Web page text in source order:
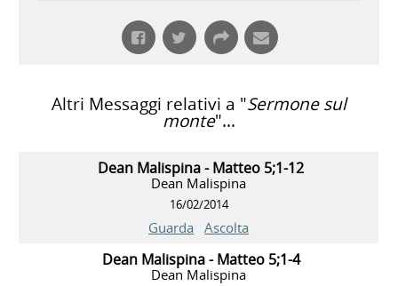
Altri Messaggi relativi a "Sermone sul
monte"...
Dean Malispina - Matteo 5;1-12
Dean Malispina
16/02/2014
Guarda Ascolta
Dean Malispina - Matteo 5;1-4
Dean Malispina